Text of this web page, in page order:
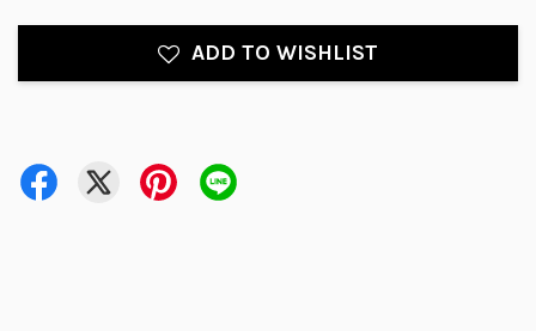
ADD TO WISHLIST